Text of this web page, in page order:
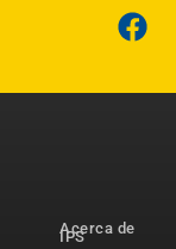
Acerca de
IPS